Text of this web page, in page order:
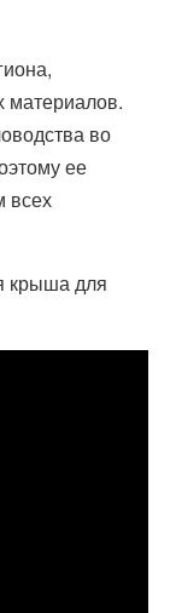
материалов.
во
ее
всех
крыша для